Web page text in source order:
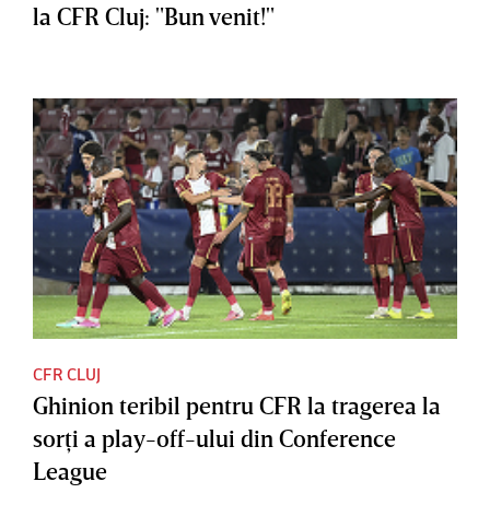
la CFR Cluj: "Bun venit!"
CFR CLUJ
Ghinion teribil pentru CFR la tragerea la
sorţi a play-off-ului din Conference
League